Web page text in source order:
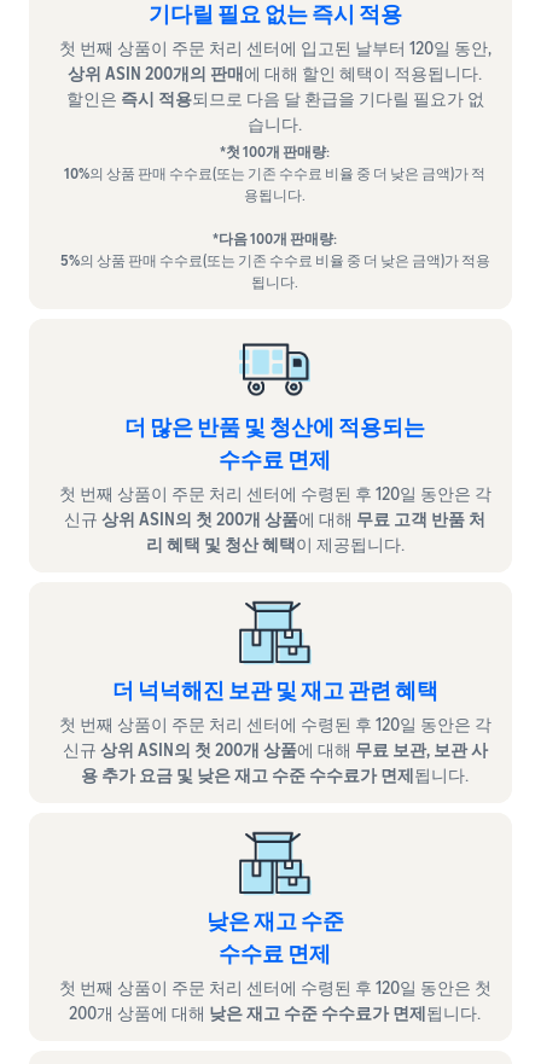
기다릴 필요 없는 즉시 적용
첫 번째 상품이 주문 처리 센터에 입고된 날부터 120일 동안,
상위 ASIN 200개의 판매에 대해 할인 혜택이 적용됩니다.
할인은 즉시 적용되므로 다음 달 환급을 기다릴 필요가 없
습니다.
*첫 100개 판매량:
10%의 상품 판매 수수료(또는 기존 수수료 비율 중 더 낮은 금액)가 적
용됩니다.
*다음 100개 판매량:
5%의 상품 판매 수수료(또는 기존 수수료 비율 중 더 낮은 금액)가 적용
됩니다.
더 많은 반품 및 청산에 적용되는
수수료 면제
첫 번째 상품이 주문 처리 센터에 수령된 후 120일 동안은 각
신규 상위 ASIN의 첫 200개 상품에 대해 무료 고객 반품 처
리 혜택 및 청산 혜택이 제공됩니다.
더 넉넉해진 보관 및 재고 관련 혜택
첫 번째 상품이 주문 처리 센터에 수령된 후 120일 동안은 각
신규 상위 ASIN의 첫 200개 상품에 대해 무료 보관, 보관 사
용 추가 요금 및 낮은 재고 수준 수수료가 면제됩니다.
낮은 재고 수준
수수료 면제
첫 번째 상품이 주문 처리 센터에 수령된 후 120일 동안은 첫
200개 상품에 대해 낮은 재고 수준 수수료가 면제됩니다.